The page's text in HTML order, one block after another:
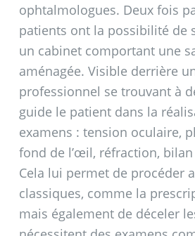
ophtalmologues. Deux fois
patients ont la possibilité de
un cabinet comportant une
aménagée. Visible derrière
professionnel se trouvant à
guide le patient dans la
examens : tension oculaire,
fond de l’œil, réfraction,
Cela lui permet de procéder
classiques, comme la
mais également de déceler